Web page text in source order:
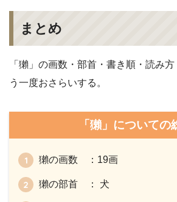
まとめ
「獺」の画数・部首・書き順・読み
う一度おさらいする。
「獺」についての
獺の画数 ：19画
獺の部首 ： 犬